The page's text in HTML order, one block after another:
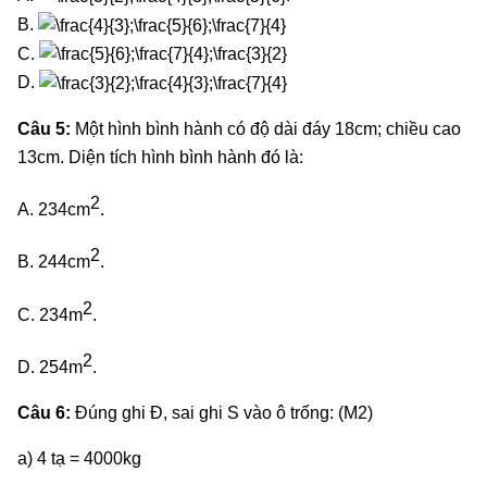
B.
C.
D.
Câu 5: Một hình bình hành có độ dài đáy 18cm; chiều cao
13cm. Diện tích hình bình hành đó là:
A. 234cm2.
B. 244cm2.
C. 234m2.
D. 254m2.
Câu 6: Đúng ghi Đ, sai ghi S vào ô trống: (M2)
a) 4 tạ = 4000kg